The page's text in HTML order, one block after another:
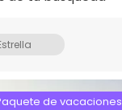
de vacaciones